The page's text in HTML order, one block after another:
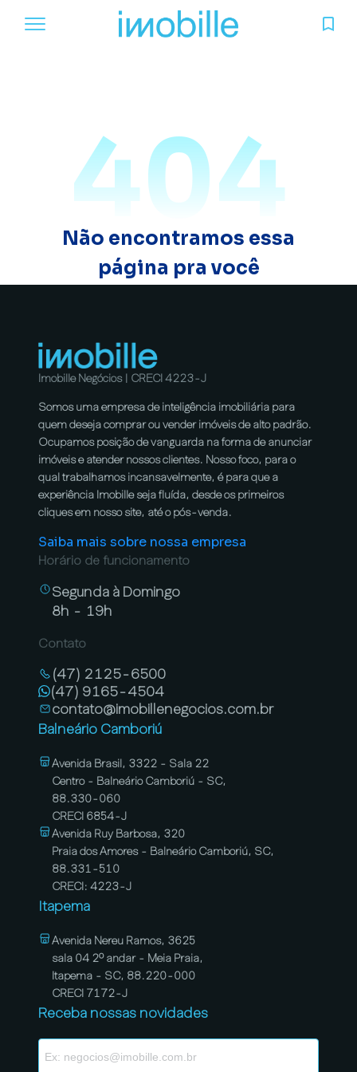
404
Não encontramos essa
página pra você
Imobille Negócios | CRECI 4223-J
Somos uma empresa de inteligência imobiliária para
quem deseja comprar ou vender imóveis de alto padrão.
Ocupamos posição de vanguarda na forma de anunciar
imóveis e atender nossos clientes. Nosso foco, para o
qual trabalhamos incansavelmente, é para que a
experiência Imobille seja fluída, desde os primeiros
cliques em nosso site, até o pós-venda.
Saiba mais sobre nossa empresa
Horário de funcionamento
Segunda à Domingo
8h - 19h
Contato
(47) 2125-6500
(47) 9165-4504
contato@imobillenegocios.com.br
Balneário Camboriú
Avenida Brasil, 3322 - Sala 22
Centro - Balneário Camboriú - SC,
88.330-060
CRECI 6854-J
Avenida Ruy Barbosa, 320
Praia dos Amores - Balneário Camboriú, SC,
88.331-510
CRECI: 4223-J
Itapema
Avenida Nereu Ramos, 3625
sala 04 2º andar - Meia Praia,
Itapema - SC, 88.220-000
CRECI 7172-J
Receba nossas novidades